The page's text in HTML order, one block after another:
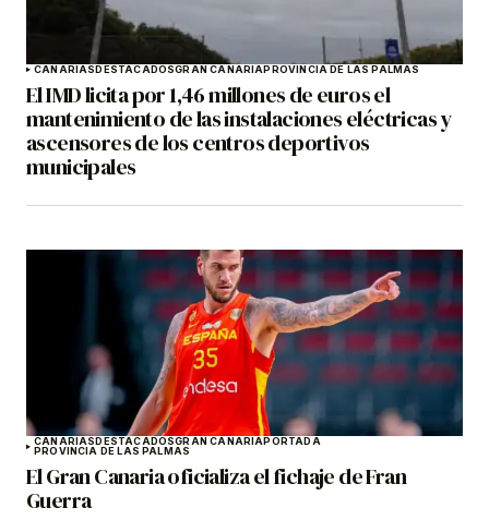
CANARIASDESTACADOSGRAN CANARIAPROVINCIA DE LAS PALMAS
El IMD licita por 1,46 millones de euros el
mantenimiento de las instalaciones eléctricas y
ascensores de los centros deportivos
municipales
CANARIASDESTACADOSGRAN CANARIAPORTADA
PROVINCIA DE LAS PALMAS
El Gran Canaria oficializa el fichaje de Fran
Guerra